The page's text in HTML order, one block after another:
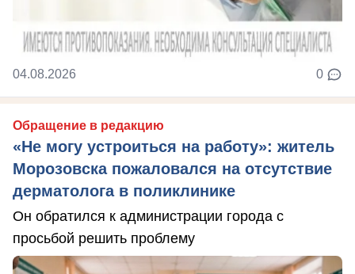
04.08.2026 0
Обращение в редакцию
«Не могу устроиться на работу»: житель
Морозовска пожаловался на отсутствие
дерматолога в поликлинике
Он обратился к администрации города с
просьбой решить проблему